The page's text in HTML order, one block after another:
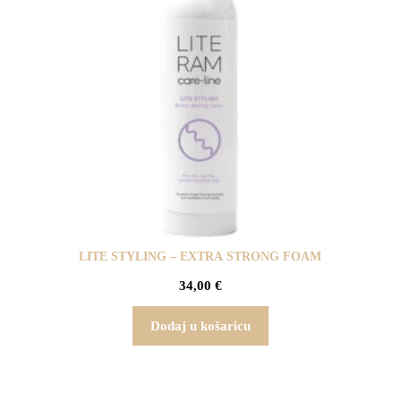
LITE STYLING – EXTRA STRONG FOAM
34,00 €
Dodaj u košaricu